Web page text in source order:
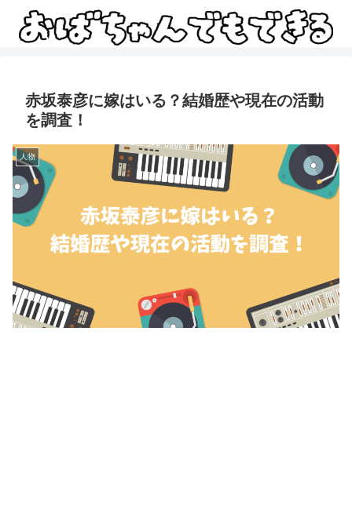
赤坂泰彦に嫁はいる？結婚歴や現在の活動
を調査！
人物